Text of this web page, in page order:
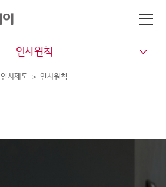
인사제도 인사원칙
인사원칙